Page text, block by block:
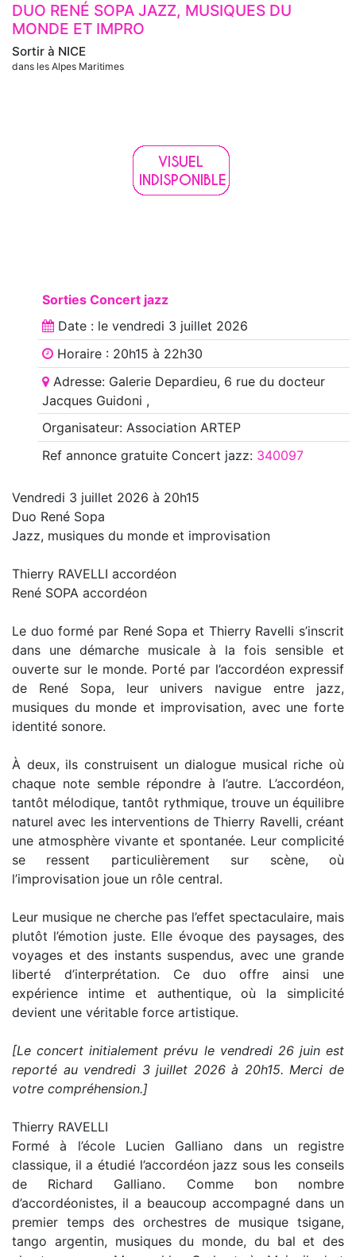
Sortir à NICE
dans les Alpes Maritimes
DUO RENÉ SOPA JAZZ, MUSIQUES DU
MONDE ET IMPRO
Sorties Concert jazz
Date : le vendredi 3 juillet 2026
Horaire : 20h15 à 22h30
Adresse: Galerie Depardieu, 6 rue du docteur
Jacques Guidoni ,
Organisateur: Association ARTEP
Ref annoncegratuite Concert jazz: 340097
Vendredi 3 juillet 2026 à 20h15
Duo René Sopa
Jazz, musiques du monde et improvisation
Thierry RAVELLI accordéon
René SOPA accordéon
Le duo formé par René Sopa et Thierry Ravelli s’inscrit
dans une démarche musicale à la fois sensible et
ouverte sur le monde. Porté par l’accordéon expressif
de René Sopa, leur univers navigue entre jazz,
musiques du monde et improvisation, avec une forte
identité sonore.
À deux, ils construisent un dialogue musical riche où
chaque note semble répondre à l’autre. L’accordéon,
tantôt mélodique, tantôt rythmique, trouve un équilibre
naturel avec les interventions de Thierry Ravelli, créant
une atmosphère vivante et spontanée. Leur complicité
se ressent particulièrement sur scène, où
l’improvisation joue un rôle central.
Leur musique ne cherche pas l’effet spectaculaire, mais
plutôt l’émotion juste. Elle évoque des paysages, des
voyages et des instants suspendus, avec une grande
liberté d’interprétation. Ce duo offre ainsi une
expérience intime et authentique, où la simplicité
devient une véritable force artistique.
[Le concert initialement prévu le vendredi 26 juin est
reporté au vendredi 3 juillet 2026 à 20h15. Merci de
votre compréhension.]
Thierry RAVELLI
Formé à l’école Lucien Galliano dans un registre
classique, il a étudié l’accordéon jazz sous les conseils
de Richard Galliano. Comme bon nombre
d’accordéonistes, il a beaucoup accompagné dans un
premier temps des orchestres de musique tsigane,
tango argentin, musiques du monde, du bal et des